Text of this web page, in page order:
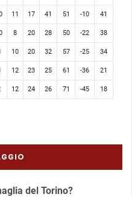
11 17 41 51 -10 41
8 20 28 50 -22 38
10 20 32 57 -25 34
12 23 25 61 -36 21
12 24 26 71 -45 18
del Torino?